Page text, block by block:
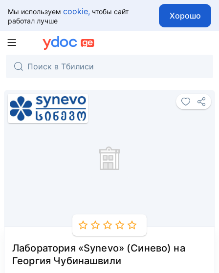
Мы используем cookie, чтобы сайт
работал лучше
Хорошо
Лаборатория «Synevo» (Синево) на
Георгия Чубинашвили